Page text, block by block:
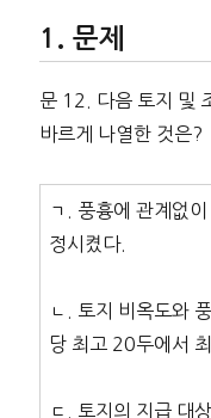
문제
문 12. 다음 토지 및
바르게 나열한 것은?
ㄱ. 풍흉에 관계없
정시켰다.
ㄴ. 토지 비옥도와
당 최고 20두에서
ㄷ. 토지의 지급 대